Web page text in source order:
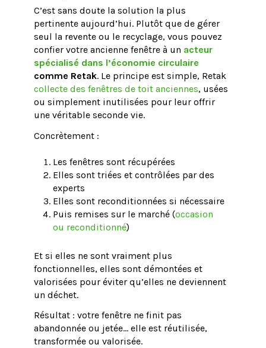
C’est sans doute la solution la plus
pertinente aujourd’hui. Plutôt que de gérer
seul la revente ou le recyclage, vous pouvez
confier votre ancienne fenêtre à un acteur
spécialisé dans l’économie circulaire
comme Retak. Le principe est simple, Retak
collecte des fenêtres de toit anciennes, usées
ou simplement inutilisées pour leur offrir
une véritable seconde vie.
Concrètement :
Les fenêtres sont récupérées
Elles sont triées et contrôlées par des
experts
Elles sont reconditionnées si nécessaire
Puis remises sur le marché (occasion
ou reconditionné)
Et si elles ne sont vraiment plus
fonctionnelles, elles sont démontées et
valorisées pour éviter qu’elles ne deviennent
un déchet.
Résultat : votre fenêtre ne finit pas
abandonnée ou jetée… elle est réutilisée,
transformée ou valorisée.